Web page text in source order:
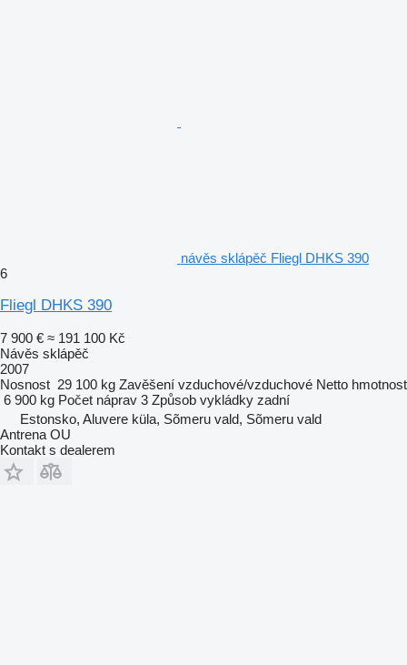
návěs sklápěč Fliegl DHKS 390
6
Fliegl DHKS 390
7 900 € ≈ 191 100 Kč
Návěs sklápěč
2007
Nosnost 29 100 kg Zavěšení vzduchové/vzduchové Netto hmotnost
6 900 kg Počet náprav 3 Způsob vykládky zadní
Estonsko, Aluvere küla, Sõmeru vald, Sõmeru vald
Antrena OU
Kontakt s dealerem